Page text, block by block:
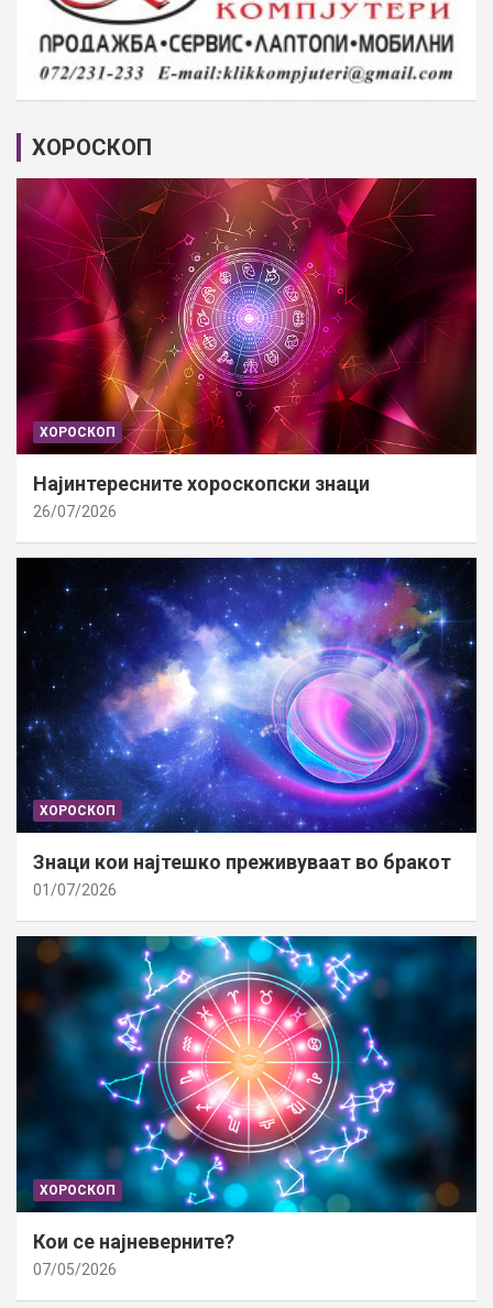
ХОРОСКОП
ХОРОСКОП
Најинтересните хороскопски знаци
26/07/2026
ХОРОСКОП
Знаци кои најтешко преживуваат во бракот
01/07/2026
ХОРОСКОП
Кои се најневерните?
07/05/2026